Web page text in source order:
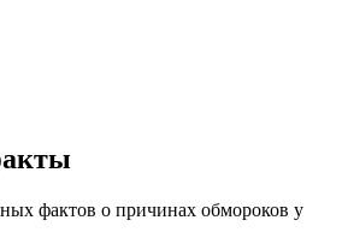
фактов о причинах обмороков у